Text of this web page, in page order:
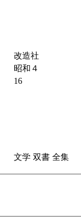
改造社
昭和４
16
文学 双書 全集